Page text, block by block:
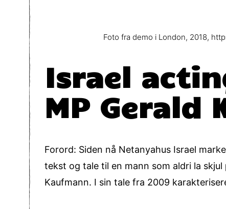
Foto fra demo i London, 2018,
Israel
MP Gerald
Forord: Siden nå Netanyahus Israel
tekst og tale til en mann som aldri la
Kaufmann. I sin tale fra 2009